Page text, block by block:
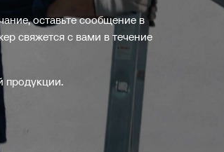
оставьте сообщение в
свяжется с вами в течение
продукции.